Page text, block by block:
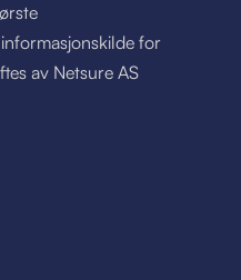
for
av Netsure AS